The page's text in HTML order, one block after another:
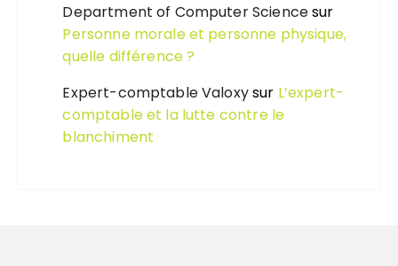
Department of Computer Sciencesur
Personne morale et personne physique,
quelle différence ?
Expert-comptable Valoxysur L’expert-
comptable et la lutte contre le
blanchiment